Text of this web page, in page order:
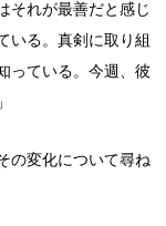
それが最善だと感じ
いる。真剣に取り組
っている。今週、彼
の変化について尋ね